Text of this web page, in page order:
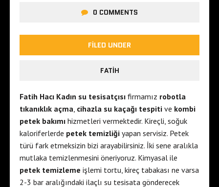
0 COMMENTS
FILED UNDER
FATIH
Fatih Hacı Kadın su tesisatçısı firmamız robotla
tıkanıklık açma cihazla su kaçağı tespiti ve kombi
petek bakımı hizmetleri vermektedir. Kireçli, soğuk
kaloriferlerde petek temizliği yapan servisiz. Petek
türü fark etmeksizin bizi arayabilirsiniz. İki sene aralıkla
mutlaka temizlenmesini öneriyoruz. Kimyasal ile
petek temizleme işlemi tortu, kireç tabakası ne varsa
2-3 bar aralığındaki ilaçlı su tesisata gönderecek